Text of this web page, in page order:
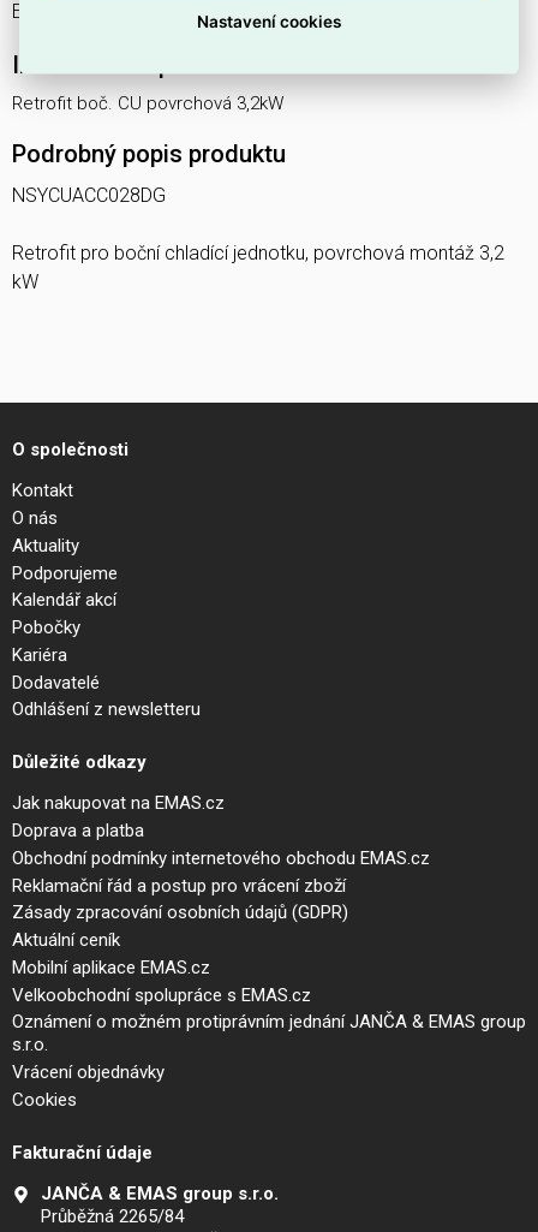
ELOSOS1872215.
Interní název produktu
Retrofit boč. CU povrchová 3,2kW
Podrobný popis produktu
NSYCUACC028DG
Retrofit pro boční chladící jednotku, povrchová montáž 3,2
kW
O společnosti
Kontakt
O nás
Aktuality
Podporujeme
Kalendář akcí
Pobočky
Kariéra
Dodavatelé
Odhlášení z newsletteru
Důležité odkazy
Jak nakupovat na EMAS.cz
Doprava a platba
Obchodní podmínky internetového obchodu EMAS.cz
Reklamační řád a postup pro vrácení zboží
Zásady zpracování osobních údajů (GDPR)
Aktuální ceník
Mobilní aplikace EMAS.cz
Velkoobchodní spolupráce s EMAS.cz
Oznámení o možném protiprávním jednání JANČA & EMAS group
s.r.o.
Vrácení objednávky
Cookies
Fakturační údaje
JANČA & EMAS group s.r.o.
Průběžná 2265/84
Nastavení cookies